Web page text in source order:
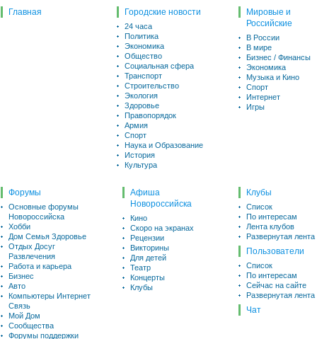
Главная Городские новости
24 часа
Политика
Экономика
Общество
Социальная сфера
Транспорт
Строительство
Экология
Здоровье
Правопорядок
Армия
Спорт
Наука и Образование
История
Культура
Мировые и
Российские
В России
В мире
Бизнес / Финансы
Экономика
Музыка и Кино
Спорт
Интернет
Игры
Форумы
Основные форумы
Новороссийска
Хобби
Дом Семья Здоровье
Отдых Досуг
Развлечения
Работа и карьера
Бизнес
Авто
Компьютеры Интернет
Связь
Мой Дом
Сообщества
Форумы поддержки
Афиша
Новороссийска
Кино
Скоро на экранах
Рецензии
Викторины
Для детей
Театр
Концерты
Клубы
Клубы
Список
По интересам
Лента клубов
Развернутая лента
Пользователи
Список
По интересам
Сейчас на сайте
Развернутая лента
Чат